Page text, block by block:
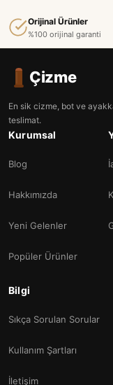
Orijinal Ürünler
%100 orijinal garanti
Çizme
En sik cizme, bot ve
teslimat.
Kurumsal
Blog
Hakkımızda
Yeni Gelenler
Popüler Ürünler
Bilgi
Sıkça Sorulan Sorular
Kullanım Şartları
İletişim